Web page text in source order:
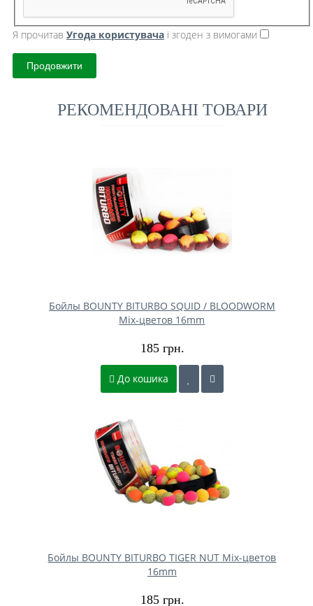
Я прочитав Угода користувача і згоден з вимогами
Продовжити
РЕКОМЕНДОВАНІ ТОВАРИ
Бойлы BOUNTY BITURBO SQUID / BLOODWORM
Mix-цветов 16mm
185 грн.
До кошика
Бойлы BOUNTY BITURBO TIGER NUT Mix-цветов
16mm
185 грн.